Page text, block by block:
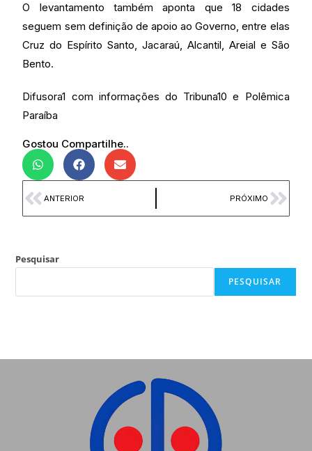
O levantamento também aponta que 18 cidades
seguem sem definição de apoio ao Governo, entre elas
Cruz do Espírito Santo, Jacaraú, Alcantil, Areial e São
Bento.
Difusora1 com informações do Tribuna10 e Polêmica
Paraíba
Gostou Compartilhe..
ANTERIOR PRÓXIMO
Pesquisar
PESQUISAR